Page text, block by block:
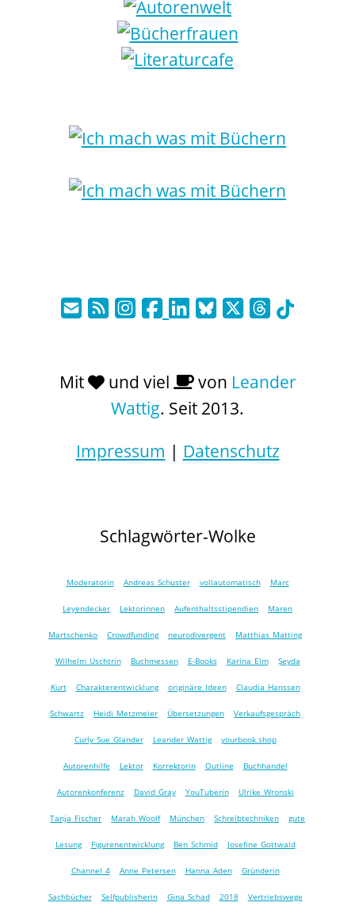
Mit und viel von Leander
Wattig. Seit 2013.
Impressum | Datenschutz
Schlagwörter-Wolke
Moderatorin Andreas Schuster vollautomatisch Marc
Leyendecker Lektorinnen Aufenthaltsstipendien Maren
Martschenko Crowdfunding neurodivergent Matthias Matting
Wilhelm Uschtrin Buchmessen E-Books Karina Elm Şeyda
Kurt Charakterentwicklung originäre Ideen Claudia Hanssen
Schwartz Heidi Metzmeier Übersetzungen Verkaufsgespräch
Curly Sue Glander Leander Wattig yourbook.shop
Autorenhilfe Lektor Korrektorin Outline Buchhandel
Autorenkonferenz David Gray YouTuberin Ulrike Wronski
Tanja Fischer Marah Woolf München Schreibtechniken gute
Lesung Figurenentwicklung Ben Schmid Josefine Gottwald
Channel 4 Anne Petersen Hanna Aden Gründerin
Sachbücher Selfpublisherin Gina Schad 2018 Vertriebswege